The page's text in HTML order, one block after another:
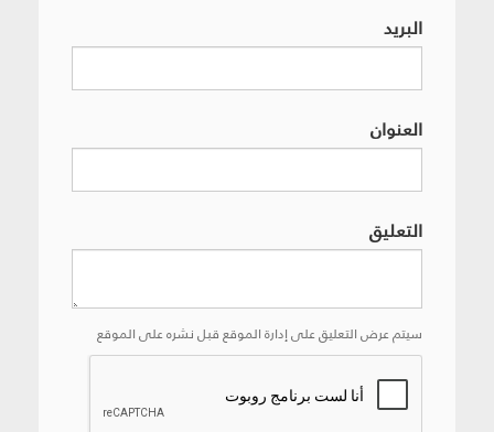
البريد
العنوان
التعليق
سيتم عرض التعليق على إدارة الموقع قبل نشره على الموقع